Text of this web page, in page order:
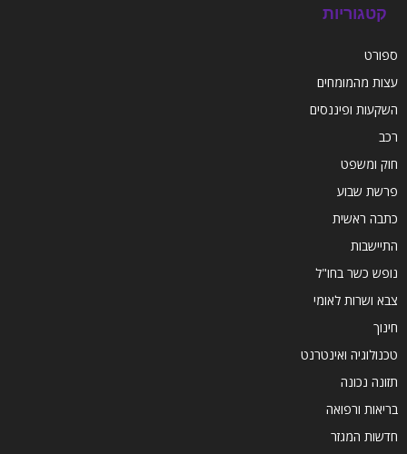
קטגוריות
ספורט
עצות מהמומחים
השקעות ופיננסים
רכב
חוק ומשפט
פרשת שבוע
כתבה ראשית
התיישבות
נופש כשר בחו"ל
צבא ושרות לאומי
חינוך
טכנולוגיה ואינטרנט
תזונה נכונה
בריאות ורפואה
חדשות המגזר